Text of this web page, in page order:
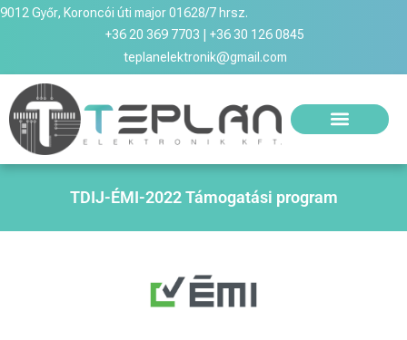
9012 Győr, Koroncói úti major 01628/7 hrsz.
+36 20 369 7703 | +36 30 126 0845
teplanelektronik@gmail.com
TDIJ-ÉMI-2022 Támogatási program